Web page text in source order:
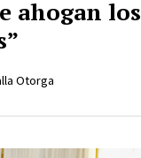
ahogan los
Otorga